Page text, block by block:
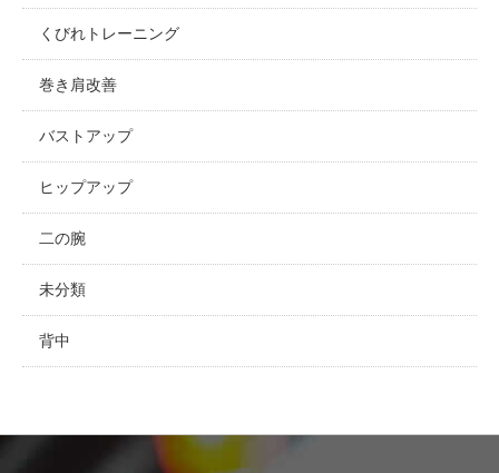
くびれトレーニング
巻き肩改善
バストアップ
ヒップアップ
二の腕
未分類
背中